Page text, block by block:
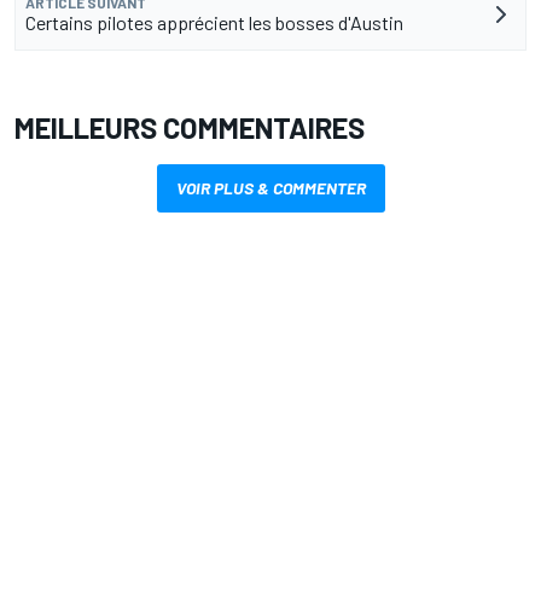
Certains pilotes apprécient les bosses d'Austin
MEILLEURS COMMENTAIRES
VOIR PLUS & COMMENTER